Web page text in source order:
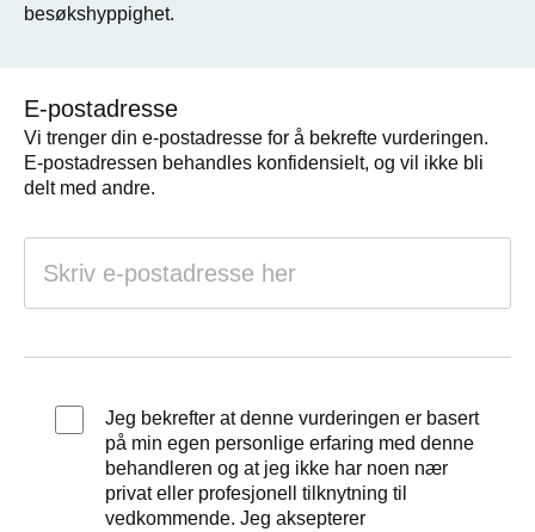
besøkshyppighet.
E-postadresse
Vi trenger din e-postadresse for å bekrefte vurderingen.
E-postadressen behandles konfidensielt, og vil ikke bli
delt med andre.
Jeg bekrefter at denne vurderingen er basert
på min egen personlige erfaring med denne
behandleren og at jeg ikke har noen nær
privat eller profesjonell tilknytning til
vedkommende. Jeg aksepterer